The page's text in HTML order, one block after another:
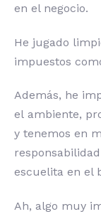
en el negocio.
He jugado
impuestos
Además, he
el ambiente,
y tenemos en
escuelita en el
Ah, algo muy